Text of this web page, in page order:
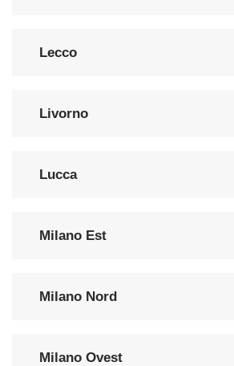
Lecco
Livorno
Lucca
Milano Est
Milano Nord
Milano Ovest